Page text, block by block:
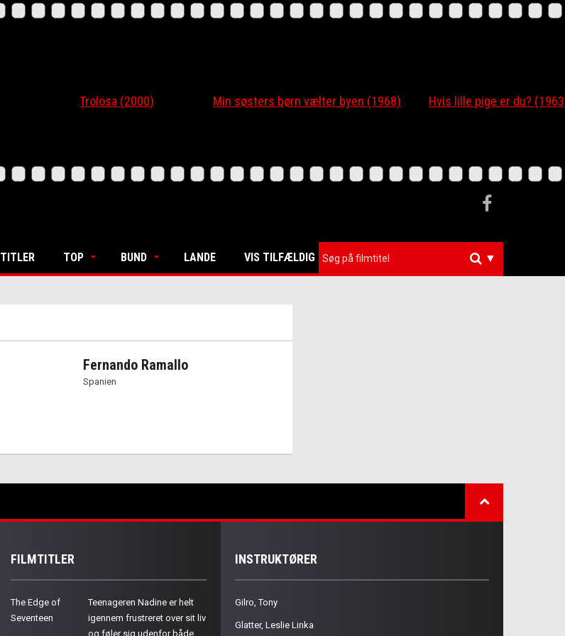
Trolösa (2000) Min søsters børn vælter byen (1968) Hvis lille pige er du? (1963)
TITLER TOP BUND LANDE VIS TILFÆLDIG ▼
Fernando Ramallo
Spanien
FILMTITLER
The Edge of
Seventeen
Teenageren Nadine er helt
igennem frustreret over sit liv
og føler sig udenfor både
INSTRUKTØRER
Gilro, Tony
Glatter, Leslie Linka